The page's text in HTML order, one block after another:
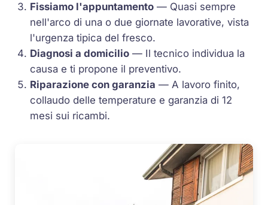
Fissiamo l'appuntamento — Quasi sempre
nell'arco di una o due giornate lavorative, vista
l'urgenza tipica del fresco.
Diagnosi a domicilio — Il tecnico individua la
causa e ti propone il preventivo.
Riparazione con garanzia — A lavoro finito,
collaudo delle temperature e garanzia di 12
mesi sui ricambi.